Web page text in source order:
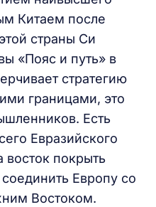
Китаем после
страны Си
«Пояс и путь» в
стратегию
границами, это
Есть
Евразийского
восток покрыть
Европу со
Востоком.